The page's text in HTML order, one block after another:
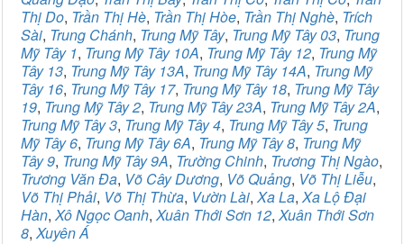
Thị Do, Trần Thị Hè, Trần Thị Hòe, Trần Thị Nghè, Trích
Sài, Trung Chánh, Trung Mỹ Tây, Trung Mỹ Tây 03, Trung
Mỹ Tây 1, Trung Mỹ Tây 10A, Trung Mỹ Tây 12, Trung Mỹ
Tây 13, Trung Mỹ Tây 13A, Trung Mỹ Tây 14A, Trung Mỹ
Tây 16, Trung Mỹ Tây 17, Trung Mỹ Tây 18, Trung Mỹ Tây
19, Trung Mỹ Tây 2, Trung Mỹ Tây 23A, Trung Mỹ Tây 2A,
Trung Mỹ Tây 3, Trung Mỹ Tây 4, Trung Mỹ Tây 5, Trung
Mỹ Tây 6, Trung Mỹ Tây 6A, Trung Mỹ Tây 8, Trung Mỹ
Tây 9, Trung Mỹ Tây 9A, Trường Chinh, Trương Thị Ngào,
Trương Văn Đa, Võ Cây Dương, Võ Quảng, Võ Thị Liễu,
Võ Thị Phải, Võ Thị Thừa, Vườn Lài,Xa La,Xa Lộ Đại
Hàn,Xô Ngọc Oanh,Xuân Thới Sơn 12,Xuân Thới Sơn
8,Xuyên Á